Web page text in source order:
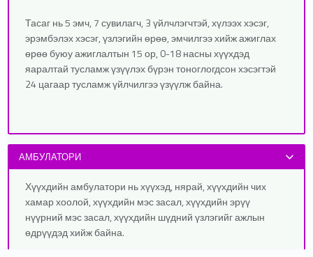
Тасаг нь 5 эмч, 7 сувилагч, 3 үйлчлэгчтэй, хүлээх хэсэг,
эрэмбэлэх хэсэг, үзлэгийн өрөө, эмчилгээ хийж ажиглах
өрөө буюу ажиглалтын 15 ор, 0-18 насны хүүхдэд
яаралтай тусламж үзүүлэх бүрэн тоноглогдсон хэсэгтэй
24 цагаар тусламж үйлчилгээ үзүүлж байна.
АМБУЛАТОРИ
Хүүхдийн амбулатори нь хүүхэд, нярай, хүүхдийн чих
хамар хоолой, хүүхдийн мэс засал, хүүхдийн эрүү
нүүрний мэс засал, хүүхдийн шүдний үзлэгийг ажлын
өдрүүдэд хийж байна.